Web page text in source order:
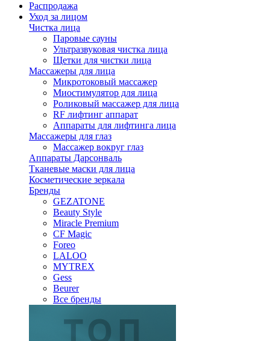
Распродажа
Уход за лицом
Чистка лица
Паровые сауны
Ультразвуковая чистка лица
Щетки для чистки лица
Массажеры для лица
Микротоковый массажер
Миостимулятор для лица
Роликовый массажер для лица
RF лифтинг аппарат
Аппараты для лифтинга лица
Массажеры для глаз
Массажер вокруг глаз
Аппараты Дарсонваль
Тканевые маски для лица
Косметические зеркала
Бренды
GEZATONE
Beauty Style
Miracle Premium
CF Magic
Foreo
LALOO
MYTREX
Gess
Beurer
Все бренды